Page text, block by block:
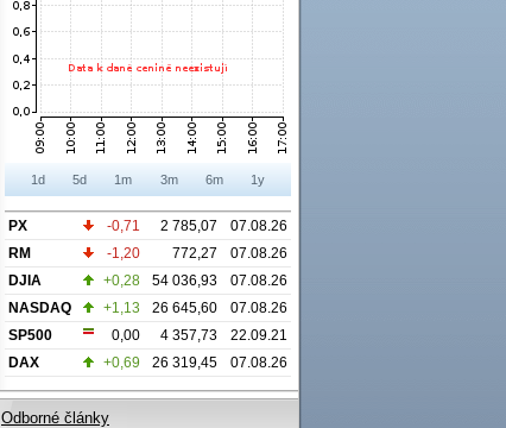
1d 5d 1m 3m 6m 1y
PX -0,71 2 785,07
07.08.26
RM
-1,20 772,27
07.08.26
DJIA
+0,28 54 036,93
07.08.26
NASDAQ
+1,13 26 645,60
07.08.26
SP500
0,00 4 357,73
22.09.21
DAX
+0,69 26 319,45 07.08.26
Odborné články